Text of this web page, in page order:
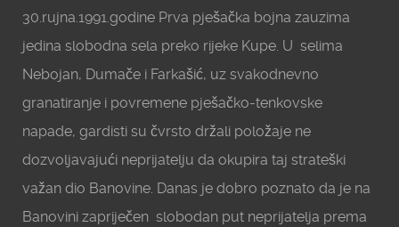
30.rujna.1991.godine Prva pješačka bojna zauzima
jedina slobodna sela preko rijeke Kupe. U selima
Nebojan, Dumače i Farkašić, uz svakodnevno
granatiranje i povremene pješačko-tenkovske
napade, gardisti su čvrsto držali položaje ne
dozvoljavajući neprijatelju da okupira taj strateški
važan dio Banovine. Danas je dobro poznato da je na
Banovini zapriječen slobodan put neprijatelja prema